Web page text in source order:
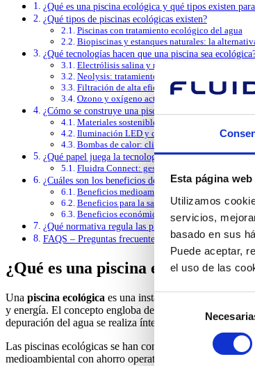
Esta página
Utilizamos
servicios,
basado en sus
Puede aceptar,
el uso de las
Selección
de
consentimiento
¿Qué es una piscina ecológica y qué tipos existen
¿Qué tipos de piscinas ecológicas existen?
Piscinas con tratamiento ecológico del agua
Biopiscinas y estanques naturales: la
¿Qué tecnologías hacen que una piscina sea
Electrólisis salina y radiación ultravioleta
Neolysis: tratamiento combinado de última
Filtración de alta eficiencia y bombas de
Ozono y oxígeno activo
¿Cómo se construye una piscina ecológica desde la
Materiales sostenibles: acero inoxidable,
Iluminación LED y cubiertas: complementos
Bombas de calor: climatización eficiente con
¿Qué papel juega la tecnología IoT en las piscinas
Fluidra Connect: gestión inteligente para una
¿Cuáles son los beneficios de una piscina ecológica?
Beneficios medioambientales y ahorro de
Beneficios para la salud de los usuarios
Beneficios económicos y valor añadido para el
¿Qué normativa regula las piscinas ecológicas y las
FAQS – Preguntas frecuentes sobre piscinas
¿Qué es una piscina ecológica y
Una piscina ecológica es una instalación acuática que
y energía. El concepto engloba desde piscinas con
depuración del agua se realiza íntegramente mediante
Las piscinas ecológicas se han convertido en una
gran
medioambiental con ahorro operativo a largo plazo. En